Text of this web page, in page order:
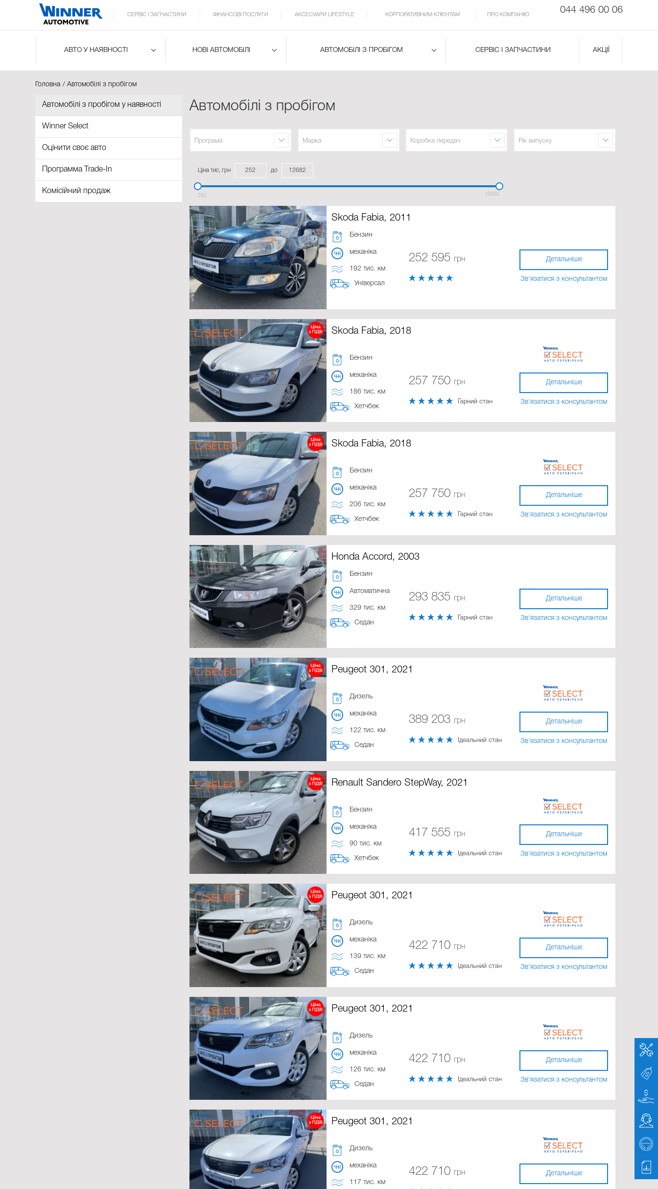
044 496 00 06
СЕРВІС І ЗАПЧАСТИНИ ФІНАНСОВІ ПОСЛУГИ АКСЕСУАРИ LIFESTYLE КОРПОРАТИВНИМ КЛІЄНТАМ ПРО КОМПАНІЮ
АВТО У НАЯВНОСТІ НОВІ АВТОМОБІЛІ АВТОМОБІЛІ З ПРОБІГОМ СЕРВІС І ЗАПЧАСТИНИ АКЦІЇ
Головна Автомобілі з пробігом
Автомобілі з пробігом у наявності
Winner Select
Оцінити своє авто
Программа Trade-In
Комісійний продаж
Автомобілі з пробігом
Програма Марка Коробка передач Рік випуску
Ціна тис, грн до
252 12682
Skoda Fabia, 2011
Бензин
механіка
192 тис. км
Універсал
252 595 грн Детальніше
Зв'язатися з консультантом
Skoda Fabia, 2018
Бензин
механіка
186 тис. км
Хетчбек
257 750 грн
Гарний стан
Детальніше
Зв'язатися з консультантом
Skoda Fabia, 2018
Бензин
механіка
206 тис. км
Хетчбек
257 750 грн
Гарний стан
Детальніше
Зв'язатися з консультантом
Honda Accord, 2003
Бензин
Автоматична
329 тис. км
Седан
293 835 грн
Гарний стан
Детальніше
Зв'язатися з консультантом
Peugeot 301, 2021
Дизель
механіка
122 тис. км
Седан
389 203 грн
Ідеальний стан
Детальніше
Зв'язатися з консультантом
Renault Sandero StepWay, 2021
Бензин
механіка
90 тис. км
Хетчбек
417 555 грн
Ідеальний стан
Детальніше
Зв'язатися з консультантом
Peugeot 301, 2021
Дизель
механіка
139 тис. км
Седан
422 710 грн
Ідеальний стан
Детальніше
Зв'язатися з консультантом
Peugeot 301, 2021
Дизель
механіка
126 тис. км
Седан
422 710 грн
Ідеальний стан
Детальніше
Зв'язатися з консультантом
Peugeot 301, 2021
Дизель
механіка
117 тис. км
422 710 грн Детальніше